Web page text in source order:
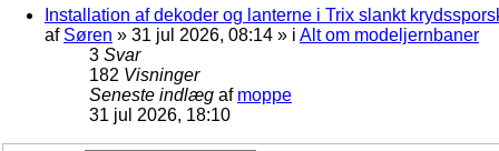
Installation af dekoder og lanterne i Trix slankt
af Søren » 31 jul 2026, 08:14 » i Alt om modeljernbaner
3 Svar
182 Visninger
Seneste indlæg af moppe
31 jul 2026, 18:10